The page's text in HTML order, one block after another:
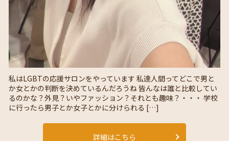
私はLGBTの応援サロンをやっています 私達人間ってどこで男と
か女とかの判断を決めているんだろうね 皆んなは誰と比較してい
るのかな？外見？いやファッション？それとも趣味？・・・ 学校
に行ったら男子とか女子とかに分けられる […]
詳細はこちら